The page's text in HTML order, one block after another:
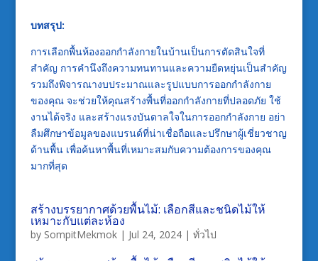
บทสรุป:
การเลือกพื้นห้องออกกำลังกายในบ้านเป็นการตัดสินใจที่
สำคัญ การคำนึงถึงความทนทานและความยืดหยุ่นเป็นสำคัญ
รวมถึงพิจารณางบประมาณและรูปแบบการออกกำลังกาย
ของคุณ จะช่วยให้คุณสร้างพื้นที่ออกกำลังกายที่ปลอดภัย ใช้
งานได้จริง และสร้างแรงบันดาลใจในการออกกำลังกาย อย่า
ลืมศึกษาข้อมูลของแบรนด์ที่น่าเชื่อถือและปรึกษาผู้เชี่ยวชาญ
ด้านพื้น เพื่อค้นหาพื้นที่เหมาะสมกับความต้องการของคุณ
มากที่สุด
สร้างบรรยากาศด้วยพื้นไม้: เลือกสีและชนิดไม้ให้
เหมาะกับแต่ละห้อง
by SompitMekmok| Jul 24, 2024| ทั่วไป